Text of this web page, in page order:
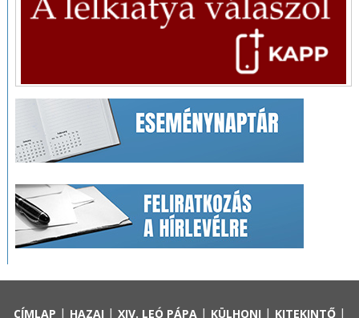
CÍMLAP | HAZAI | XIV. LEÓ PÁPA| KÜLHONI | KITEKINTŐ|